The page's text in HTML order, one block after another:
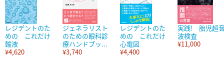
レジデントのた
めの これだけ
輸液
¥4,620
ジェネラリスト
のための眼科診
療ハンドブッ...
¥3,740
レジデントのた
めの これだけ
心電図
¥4,400
実践! 胎児超
波検査
¥11,000